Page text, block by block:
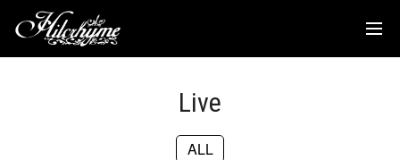
Discography
Biography
Live
ALL